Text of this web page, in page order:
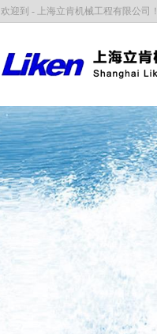
欢迎到 - 上海立肯机械工程有限公司！